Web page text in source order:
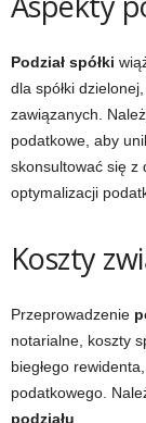
Podział spółki
dla spółki
zawiązanych.
podatkowe, aby
skonsultować się z
optymalizacji
Koszty
Przeprowadzenie
notarialne, koszty
biegłego
podatkowego.
podziału